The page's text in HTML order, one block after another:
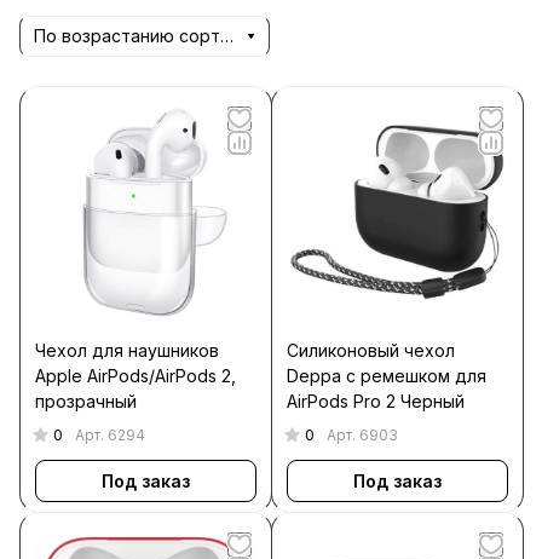
По возрастанию сортировки
Чехол для наушников
Apple AirPods/AirPods 2,
прозрачный
0 Арт. 6294
Под заказ
Силиконовый чехол
Deppa c ремешком для
AirPods Pro 2 Черный
0 Арт. 6903
Под заказ